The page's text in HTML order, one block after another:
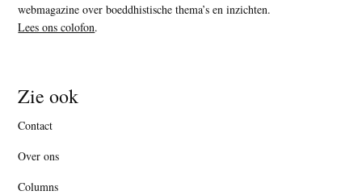
webmagazine over boeddhistische thema’s en inzichten.
Lees ons colofon.
Zie ook
Contact
Over ons
Columns